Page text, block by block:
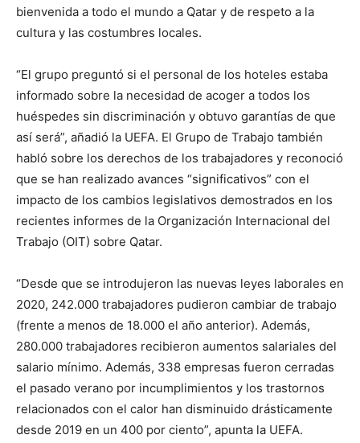
bienvenida a todo el mundo a Qatar y de respeto a la
cultura y las costumbres locales.
“El grupo preguntó si el personal de los hoteles estaba
informado sobre la necesidad de acoger a todos los
huéspedes sin discriminación y obtuvo garantías de que
así será”, añadió la UEFA. El Grupo de Trabajo también
habló sobre los derechos de los trabajadores y reconoció
que se han realizado avances “significativos” con el
impacto de los cambios legislativos demostrados en los
recientes informes de la Organización Internacional del
Trabajo (OIT) sobre Qatar.
“Desde que se introdujeron las nuevas leyes laborales en
2020, 242.000 trabajadores pudieron cambiar de trabajo
(frente a menos de 18.000 el año anterior). Además,
280.000 trabajadores recibieron aumentos salariales del
salario mínimo. Además, 338 empresas fueron cerradas
el pasado verano por incumplimientos y los trastornos
relacionados con el calor han disminuido drásticamente
desde 2019 en un 400 por ciento”, apunta la UEFA.